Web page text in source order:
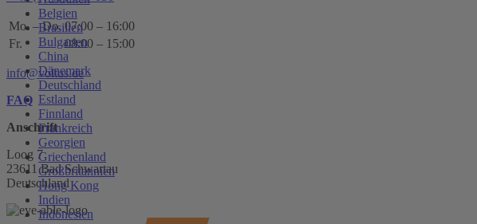
Belgien
Brasilien
Bulgarien
China
Dänemark
Deutschland
Estland
Finnland
Frankreich
Georgien
Griechenland
Großbritannien
Hong Kong
Indien
Indonesien
Mo. – Do. 07:00 – 16:00
Fr.
08:00 – 15:00
info@voltus.de
FAQ
Anschrift
Loog 7
23611 Bad Schwartau
Deutschland